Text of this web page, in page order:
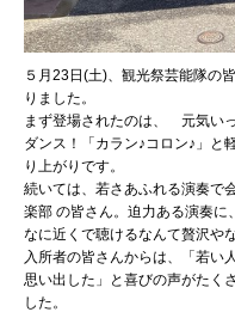
５月23日(土)、観光祭芸能隊の
りました。
まず登場されたのは、 元気い
ダンス！「カラン♪コロン♪」と
り上がりです。
続いては、若さあふれる演奏で
楽部 の皆さん。迫力ある演奏に
なに近くで聴けるなんて贅沢や
入所者の皆さんからは、「若い
思い出した」と喜びの声がたく
した。